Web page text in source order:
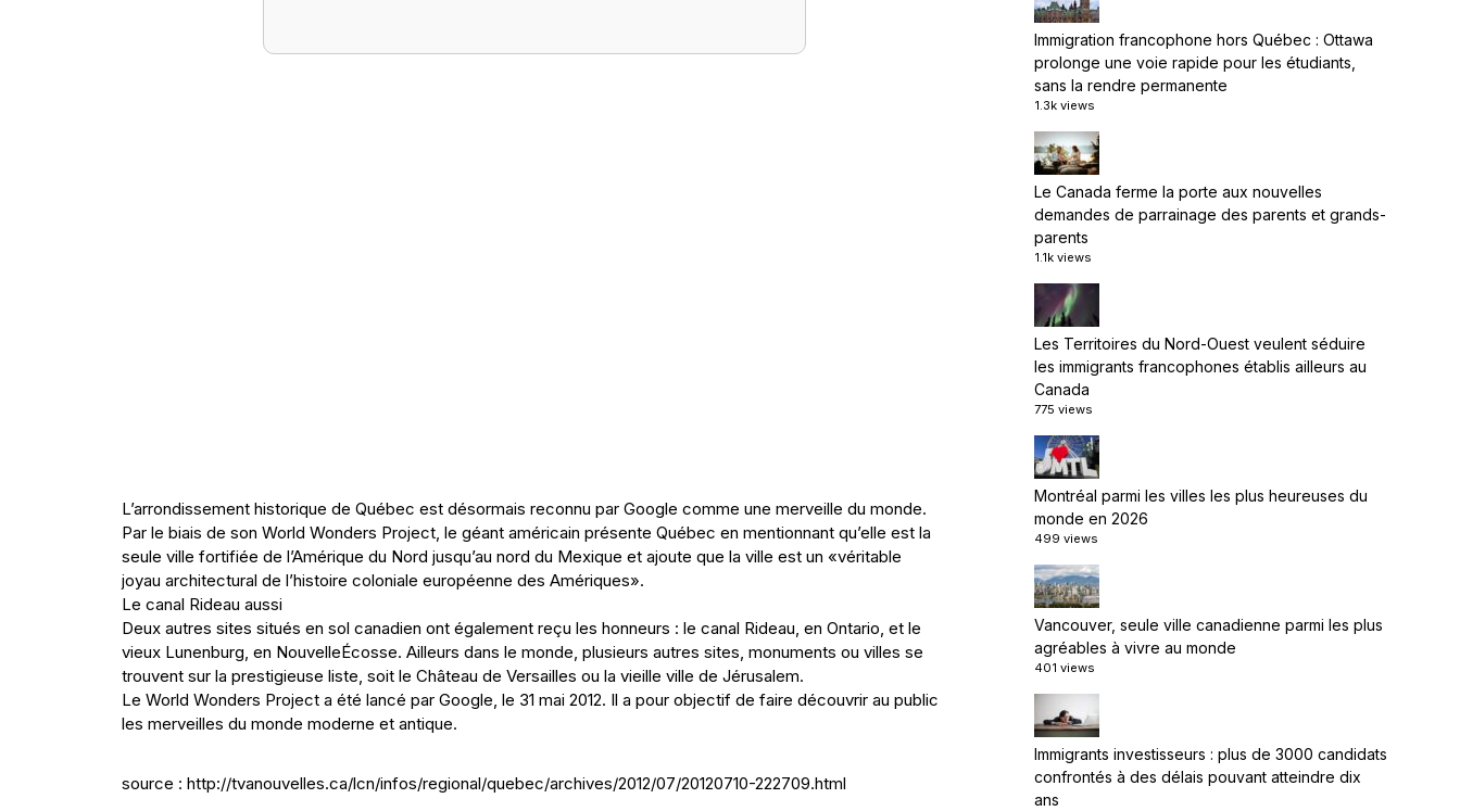
L’arrondissement historique de Québec est désormais reconnu par Google comme une merveille du monde.
Par le biais de son World Wonders Project, le géant américain présente Québec en mentionnant qu’elle est la
seule ville fortifiée de l’Amérique du Nord jusqu’au nord du Mexique et ajoute que la ville est un «véritable
joyau architectural de l’histoire coloniale européenne des Amériques».
Le canal Rideau aussi
Deux autres sites situés en sol canadien ont également reçu les honneurs : le canal Rideau, en Ontario, et le
vieux Lunenburg, en Nouvelle­Écosse. Ailleurs dans le monde, plusieurs autres sites, monuments ou villes se
trouvent sur la prestigieuse liste, soit le Château de Versailles ou la vieille ville de Jérusalem.
Le World Wonders Project a été lancé par Google, le 31 mai 2012. Il a pour objectif de faire découvrir au public
les merveilles du monde moderne et antique.
source : http://tvanouvelles.ca/lcn/infos/regional/quebec/archives/2012/07/20120710-222709.html
Immigration francophone hors Québec : Ottawa
prolonge une voie rapide pour les étudiants,
sans la rendre permanente
1.3k views
Le Canada ferme la porte aux nouvelles
demandes de parrainage des parents et grands-
parents
1.1k views
Les Territoires du Nord-Ouest veulent séduire
les immigrants francophones établis ailleurs au
Canada
775 views
Montréal parmi les villes les plus heureuses du
monde en 2026
499 views
Vancouver, seule ville canadienne parmi les plus
agréables à vivre au monde
401 views
Immigrants investisseurs : plus de 3000 candidats
confrontés à des délais pouvant atteindre dix
ans